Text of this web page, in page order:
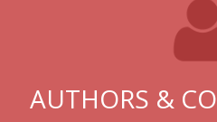
AUTHORS &